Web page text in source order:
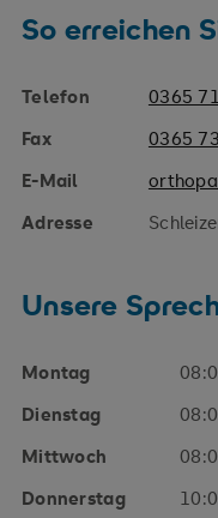
So erreichen
Telefon
0365
Fax
0365
E-Mail
Adresse
Unsere
Montag
Dienstag
Mittwoch
Donnerstag